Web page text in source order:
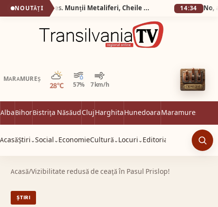
NOUTĂȚI Silva Logistic Services. Munții Metaliferi, Cheile Cipului, Almașu Mare, o călătorie spre inima de piatră și verdeață a Apusenilor. 14:34
MARAMUREȘ
28°C 57% 7 km/h
Parțial noros
AlbaBihorBistrița NăsăudClujHarghitaHunedoaraMaramureș
AcasăȘtiri ⌄Social ⌄ EconomieCultură ⌄ Locuri ⌄ Editorial
Acasă/Vizibilitate redusă de ceaţă în Pasul Prislop!
ȘTIRI